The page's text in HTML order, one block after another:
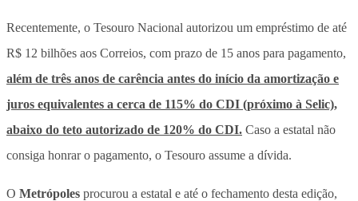
Recentemente, o Tesouro Nacional autorizou um empréstimo de até
R$ 12 bilhões aos Correios, com prazo de 15 anos para pagamento,
além de três anos de carência antes do início da amortização e
juros equivalentes a cerca de 115% do CDI (próximo à Selic),
abaixo do teto autorizado de 120% do CDI. Caso a estatal não
consiga honrar o pagamento, o Tesouro assume a dívida.
O Metrópoles procurou a estatal e até o fechamento desta edição,